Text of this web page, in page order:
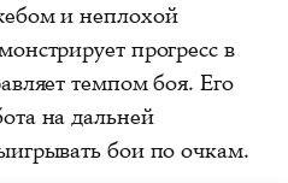
и неплохой
прогресс в
темпом боя. Его
на дальней
бои по очкам.